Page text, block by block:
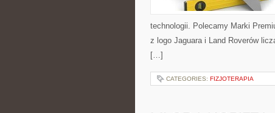
technologii. Polecamy Marki
z logo Jaguara i Land Roverów
[…]
CATEGORIES: FIZJOTERAPIA